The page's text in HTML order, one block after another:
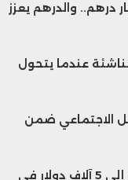
المغرب تقترب من 500 مليار درهم.. والدرهم يعزز
عندما يتحول
الاجتماعي ضمن
يو بي إس يرفع سقف توقعاته للذهب إلى 5 آلاف دولار في